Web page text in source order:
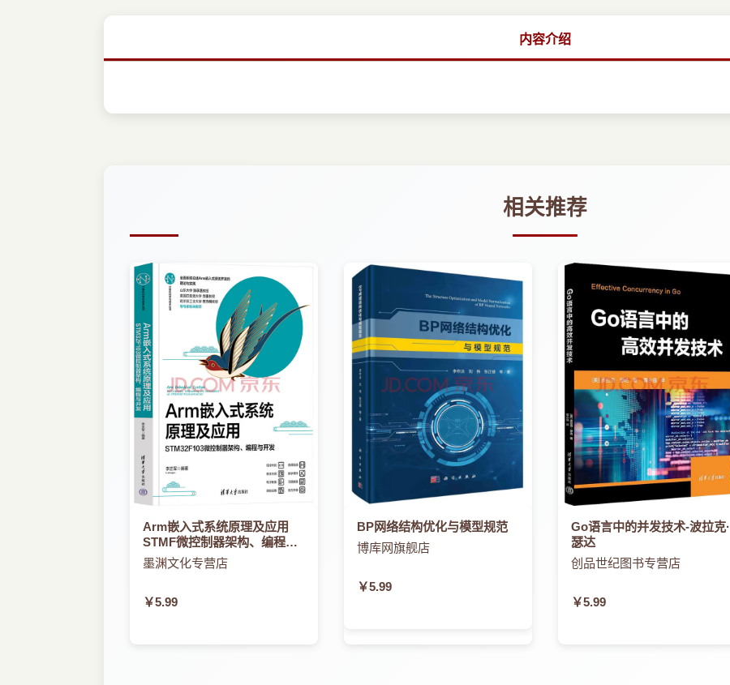
内容介绍
相关推荐
Arm嵌入式系统原理及应用
STMF微控制器架构、编程与
开发
墨渊文化专营店
￥5.99
BP网络结构优化与模型规范
博库网旗舰店
￥5.99
Go语言中的并发技术-波拉克·
瑟达
创品世纪图书专营店
￥5.99